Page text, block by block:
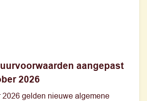
aangepast
2026
2026 gelden nieuwe algemene